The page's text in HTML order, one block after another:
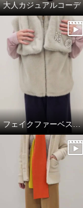
大人カジュアルコーデ
フェイクファーベスト&マフラー